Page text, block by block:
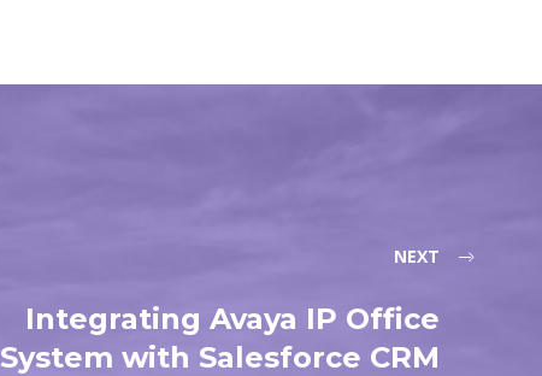
NEXT
Integrating Avaya IP Office
System with Salesforce CRM